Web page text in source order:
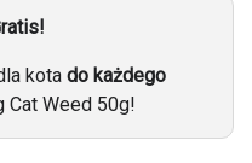
kota do każdego
Cat Weed 50g!